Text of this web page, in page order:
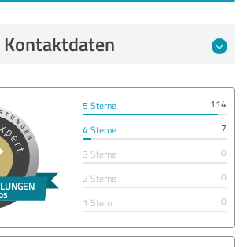
Kontaktdaten
5 Sterne
114
4 Sterne
7
3 Sterne
0
2 Sterne
0
1 Stern
0